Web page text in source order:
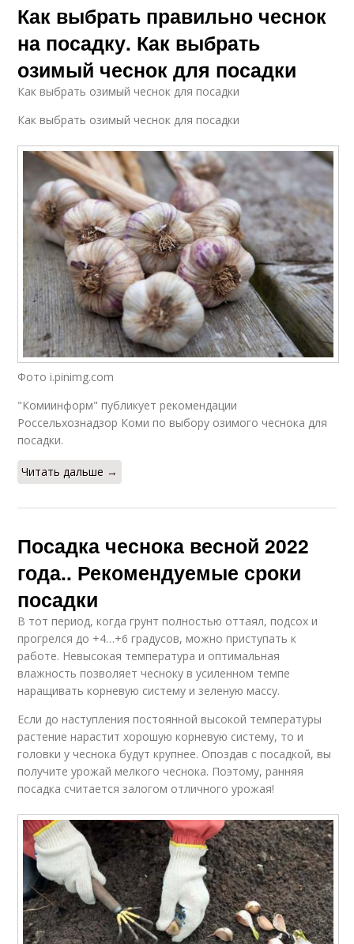
Как выбрать правильно чеснок
на посадку. Как выбрать
озимый чеснок для посадки
Как выбрать озимый чеснок для посадки
Как выбрать озимый чеснок для посадки
Фото i.pinimg.com
"Комиинформ" публикует рекомендации
Россельхознадзор Коми по выбору озимого чеснока для
посадки.
Читать дальше →
Посадка чеснока весной 2022
года.. Рекомендуемые сроки
посадки
В тот период, когда грунт полностью оттаял, подсох и
прогрелся до +4…+6 градусов, можно приступать к
работе. Невысокая температура и оптимальная
влажность позволяет чесноку в усиленном темпе
наращивать корневую систему и зеленую массу.
Если до наступления постоянной высокой температуры
растение нарастит хорошую корневую систему, то и
головки у чеснока будут крупнее. Опоздав с посадкой, вы
получите урожай мелкого чеснока. Поэтому, ранняя
посадка считается залогом отличного урожая!